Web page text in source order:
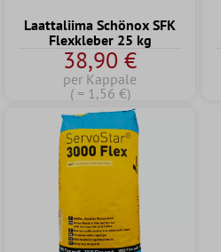
Laattaliima Schönox SFK
Flexkleber 25 kg
38,90 €
per Kappale
( = 1,56 €)